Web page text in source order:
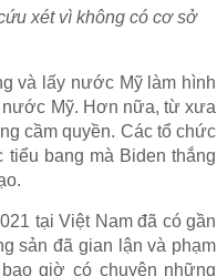
xét vì không có cơ sở
và lấy nước Mỹ làm hình
nước Mỹ. Hơn nữa, từ xưa
cầm quyền. Các tổ chức
bang mà Biden thắng
tại Việt Nam đã có gần
sản đã gian lận và phạm
giờ có chuyện những